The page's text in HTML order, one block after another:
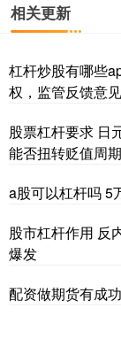
相关更新
杠杆炒股有哪些
权，监管反馈意
股票杠杆要求 日
能否扭转贬值周
a股可以杠杆吗 5
股市杠杆作用 反
爆发
配资做期货有成